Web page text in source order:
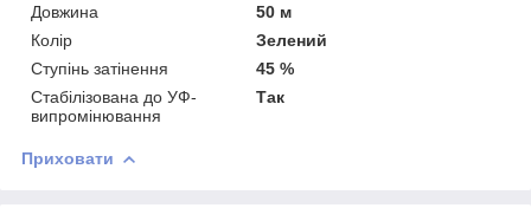
Довжина
50 м
Колір
Зелений
Ступінь затінення
45 %
Стабілізована до УФ-
випромінювання
Так
Приховати